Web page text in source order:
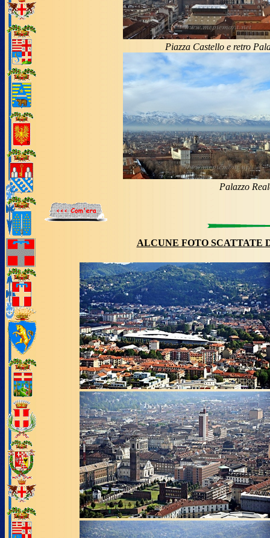
Piazza Castello e retro
Palazzo
ALCUNE FOTO SCATTATE